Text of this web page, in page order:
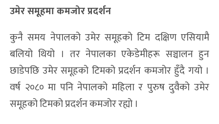
उमेर समूहमा कमजोर प्रदर्शन
कुनै समय नेपालको उमेर समूहको टिम दक्षिण एसियामै
बलियो थियो । तर नेपालका एकेडेमीहरू सञ्चालन हुन
छाडेपछि उमेर समूहको टिमको प्रदर्शन कमजोर हुँदै गयो ।
वर्ष २०८० मा पनि नेपालको महिला र पुरुष दुवैको उमेर
समूहको टिमको प्रदर्शन कमजोर रह्यो ।